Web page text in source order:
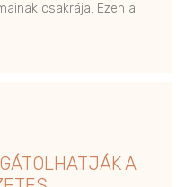
csakrája. Ezen a
A